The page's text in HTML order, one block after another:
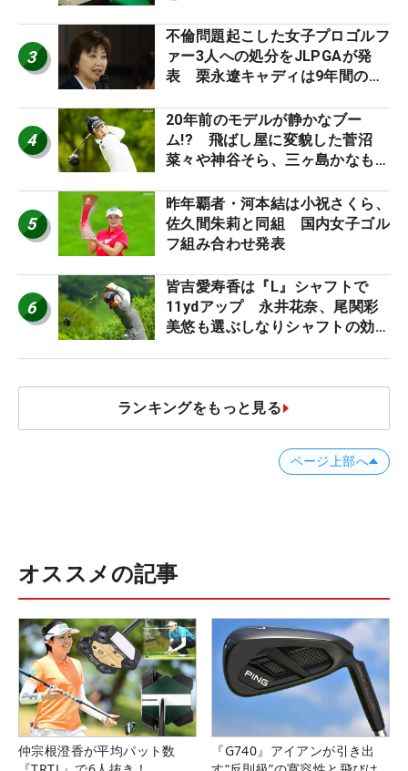
3
不倫問題起こした女子プロゴルフ
ァー3人への処分をJLPGAが発
表 栗永遼キャディは9年間の立
4
20年前のモデルが静かなブー
ム!? 飛ばし屋に変貌した菅沼
菜々や神谷そら、三ヶ島かなも使
ロたちの“飛ばしギア”】
5
昨年覇者・河本結は小祝さくら、
佐久間朱莉と同組 国内女子ゴル
フ組み合わせ発表
6
皆吉愛寿香は『L』シャフトで
11ydアップ 永井花奈、尾関彩
美悠も選ぶしなりシャフトの効果
ランキングをもっと見る
ページ上部へ
オススメの記事
仲宗根澄香が平均パット数
『G740』アイアンが引き出